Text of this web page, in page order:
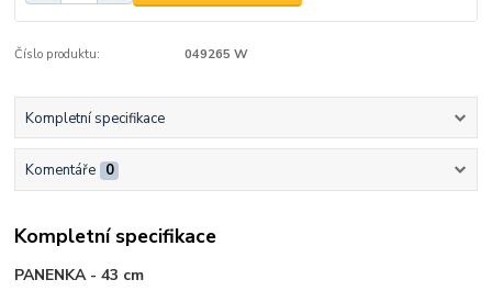
Číslo produktu: 049265 W
Kompletní specifikace
Komentáře 0
Kompletní specifikace
PANENKA - 43 cm